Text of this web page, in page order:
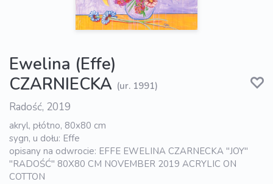
Ewelina (Effe)
CZARNIECKA (ur. 1991)
Radość, 2019
akryl, płótno, 80x80 cm
sygn, u dołu: Effe
opisany na odwrocie: EFFE EWELINA CZARNECKA "JOY"
"RADOŚĆ" 80X80 CM NOVEMBER 2019 ACRYLIC ON
COTTON